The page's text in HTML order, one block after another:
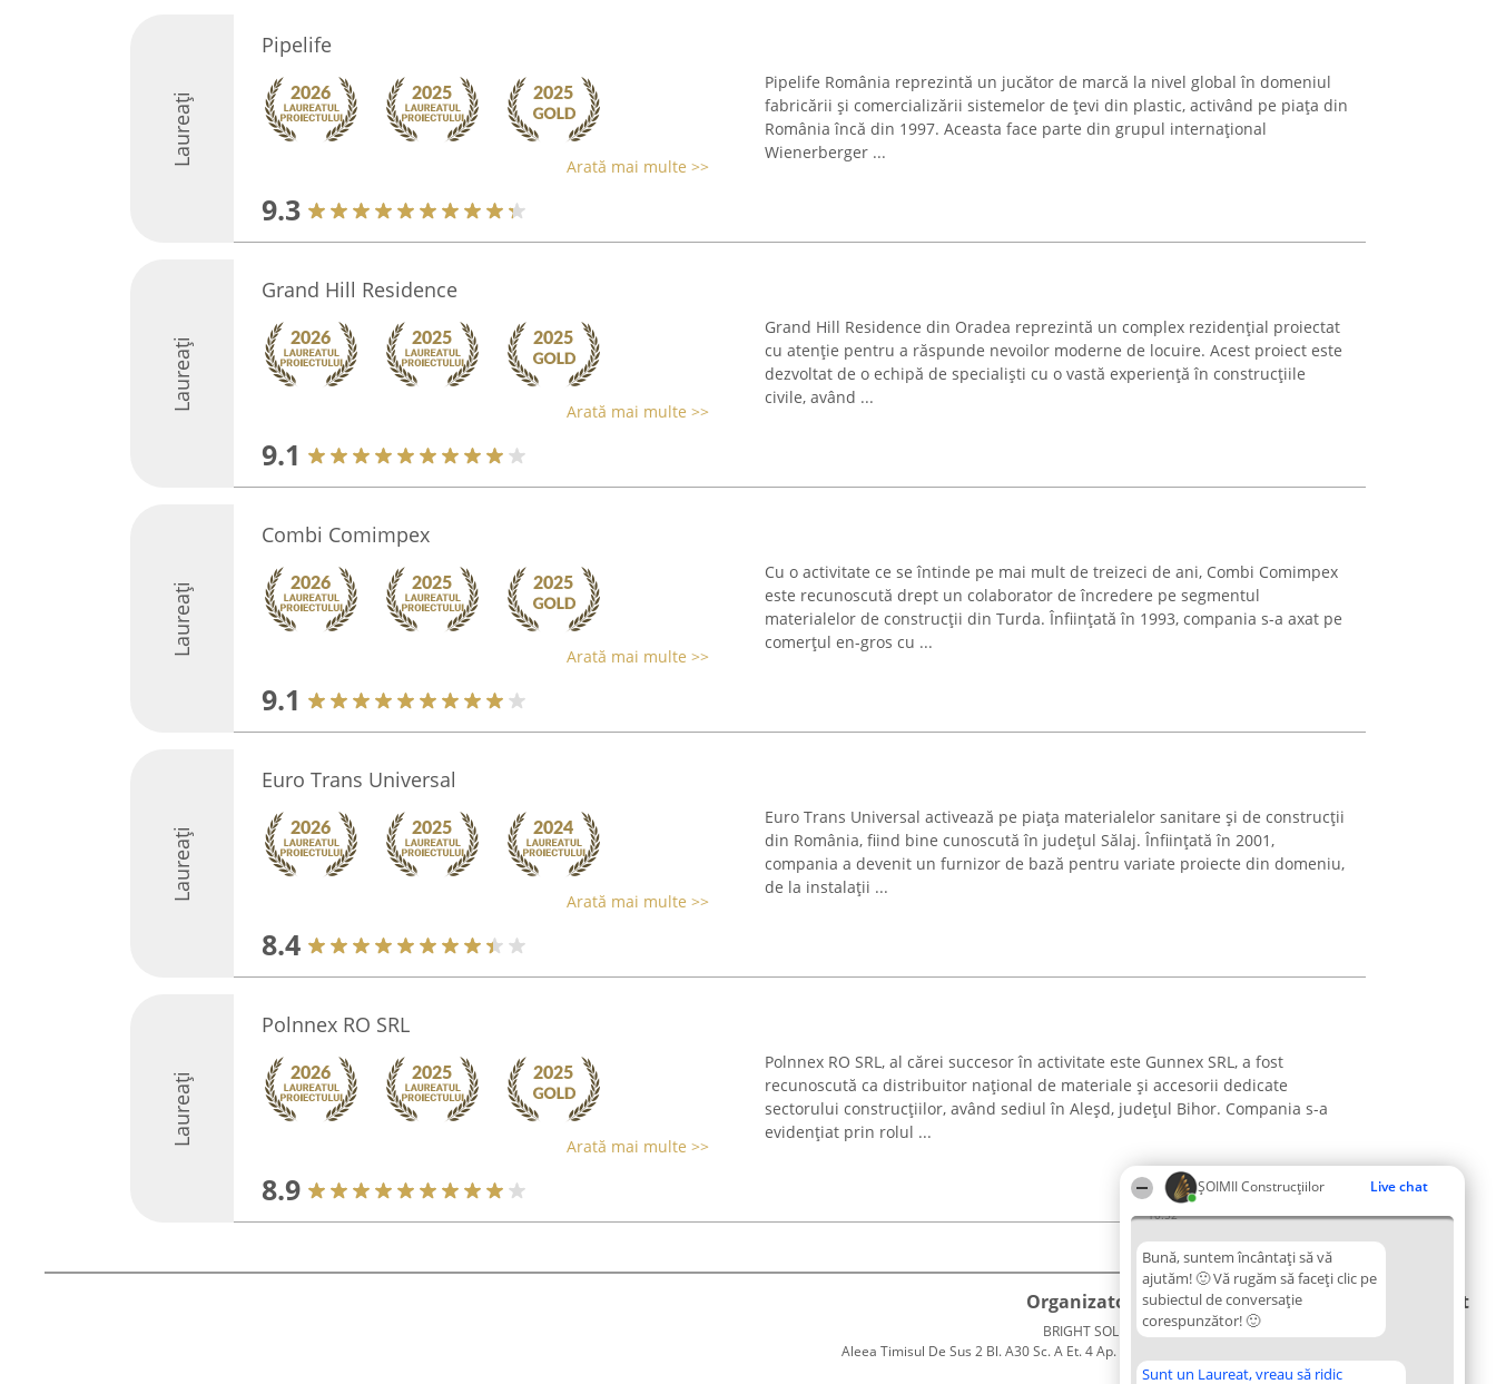
ȘOIMII Construcțiilor Live chat
10:52
Bună, suntem încântați să vă
ajutăm! 🙂 Vă rugăm să faceți clic pe
subiectul de conversație
corespunzător! 🙂
Sunt un Laureat, vreau să ridic
Laureați
Pipelife
Arată mai multe >>
9.3
Pipelife România reprezintă un jucător de marcă la nivel global în domeniul
fabricării și comercializării sistemelor de țevi din plastic, activând pe piața din
România încă din 1997. Aceasta face parte din grupul internațional
Wienerberger ...
Laureați
Grand Hill Residence
Arată mai multe >>
9.1
Grand Hill Residence din Oradea reprezintă un complex rezidențial proiectat
cu atenție pentru a răspunde nevoilor moderne de locuire. Acest proiect este
dezvoltat de o echipă de specialiști cu o vastă experiență în construcțiile
civile, având ...
Laureați
Combi Comimpex
Arată mai multe >>
9.1
Cu o activitate ce se întinde pe mai mult de treizeci de ani, Combi Comimpex
este recunoscută drept un colaborator de încredere pe segmentul
materialelor de construcții din Turda. Înființată în 1993, compania s-a axat pe
comerțul en-gros cu ...
Laureați
Euro Trans Universal
Arată mai multe >>
8.4
Euro Trans Universal activează pe piața materialelor sanitare și de construcții
din România, fiind bine cunoscută în județul Sălaj. Înființată în 2001,
compania a devenit un furnizor de bază pentru variate proiecte din domeniu,
de la instalații ...
Laureați
Polnnex RO SRL
Arată mai multe >>
8.9
Polnnex RO SRL, al cărei succesor în activitate este Gunnex SRL, a fost
recunoscută ca distribuitor național de materiale și accesorii dedicate
sectorului construcțiilor, având sediul în Aleșd, județul Bihor. Compania s-a
evidențiat prin rolul ...
Organizator Ranking
BRIGHT SOLUTIONS BR SRL
Aleea Timisul De Sus 2 Bl. A30 Sc. A Et. 4 Ap. 13 Cod 061952
București
Plebiscyt
Tuturor
Contact